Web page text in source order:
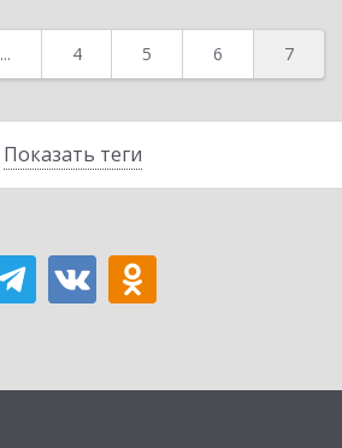
Показать теги
... 4 5 6 7